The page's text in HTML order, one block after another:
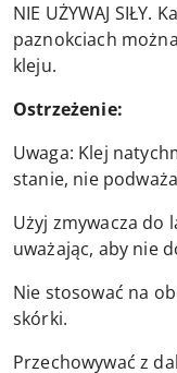
NIE UŻYWAJ SIŁY.
paznokciach
kleju.
Ostrzeżenie:
Uwaga: Klej
stanie, nie
Użyj zmywacza do
uważając, aby nie
Nie stosować na
skórki.
Przechowywać z